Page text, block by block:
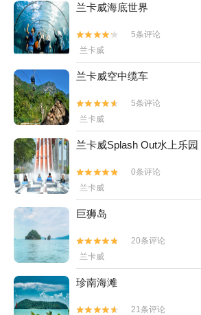
兰卡威海底世界


5条评论
兰卡威
兰卡威空中缆车


5条评论
兰卡威
兰卡威Splash Out水上乐园


0条评论
兰卡威
巨狮岛


20条评论
兰卡威
珍南海滩

 21条评论